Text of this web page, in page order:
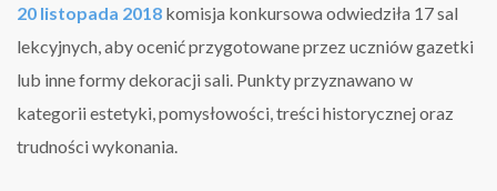
20 listopada 2018 komisja konkursowa odwiedziła 17 sal
lekcyjnych, aby ocenić przygotowane przez uczniów gazetki
lub inne formy dekoracji sali. Punkty przyznawano w
kategorii estetyki, pomysłowości, treści historycznej oraz
trudności wykonania.